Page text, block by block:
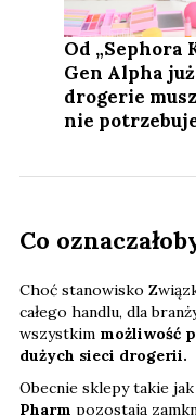
Od „Sephora
Gen Alpha
drogerie
nie
Co
Choć stanowisko
całego handlu, dla
wszystkim możliwość
dużych sieci drogerii.
Obecnie sklepy takie jak
Pharm pozostają